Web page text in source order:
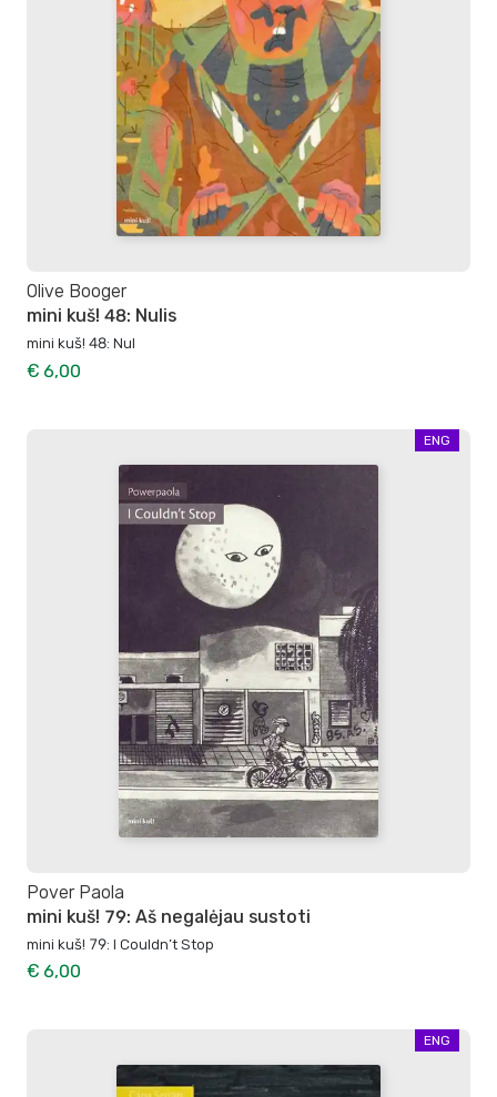
Olive Booger
mini kuš! 48: Nulis
mini kuš! 48: Nul
€ 6,00
ENG
Pover Paola
mini kuš! 79: Aš negalėjau sustoti
mini kuš! 79: I Couldn’t Stop
€ 6,00
ENG